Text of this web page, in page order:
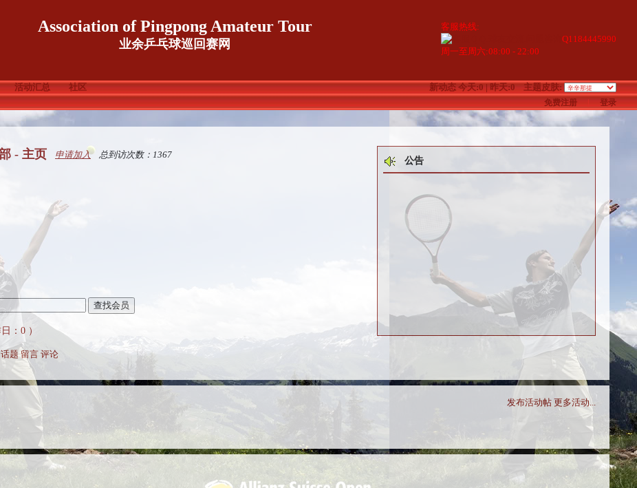
Association of Pingpong Amateur Tour
业余乒乓球巡回赛网
客服热线:
Q1184445990
周一至周六:08:00 - 22:00
新动态今天:0 | 昨天:0主题皮肤:
活动汇总 社区
免费注册|登录
公告
- 主页 申请加入总到访次数：1367
：0 ）
话题 留言 评论
发布活动帖 更多活动...